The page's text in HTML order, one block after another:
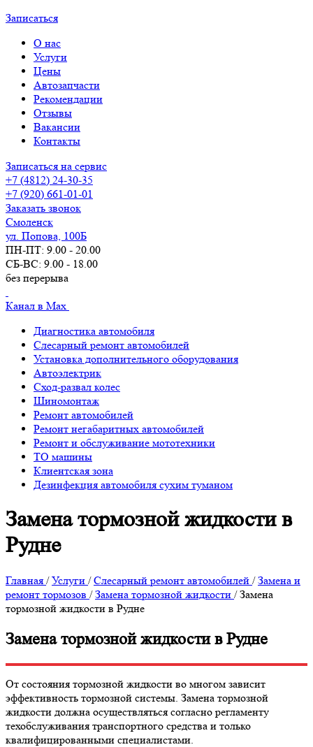
Записаться
О нас
Услуги
Цены
Автозапчасти
Рекомендации
Отзывы
Вакансии
Контакты
Записаться на сервис
+7 (4812) 24-30-35
+7 (920) 661-01-01
Заказать звонок
Смоленск
ул. Попова, 100Б
ПН-ПТ: 9.00 - 20.00
СБ-ВС: 9.00 - 18.00
без перерыва
Канал в Max
Диагностика автомобиля
Слесарный ремонт автомобилей
Установка дополнительного оборудования
Автоэлектрик
Сход-развал колес
Шиномонтаж
Ремонт автомобилей
Ремонт негабаритных автомобилей
Ремонт и обслуживание мототехники
ТО машины
Клиентская зона
Дезинфекция автомобиля сухим туманом
Замена тормозной жидкости в
Рудне
Главная /Услуги /Слесарный ремонт автомобилей /Замена и
ремонт тормозов /Замена тормозной жидкости /Замена
тормозной жидкости в Рудне
Замена тормозной жидкости в Рудне
От состояния тормозной жидкости во многом зависит
эффективность тормозной системы. Замена тормозной
жидкости должна осуществляться согласно регламенту
техобслуживания транспортного средства и только
квалифицированными специалистами.